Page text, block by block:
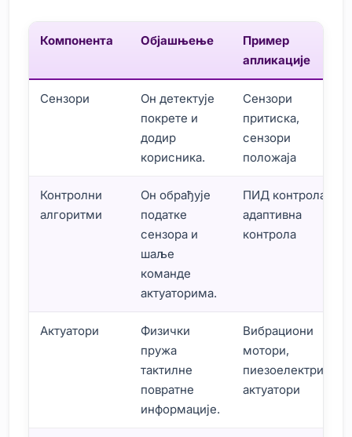
Компонента Објашњење
Пример
апликације
Сензори
Он детектује
покрете и
додир
корисника.
Сензори
притиска,
сензори
положаја
Контролни
алгоритми
Он обрађује
податке
сензора и
шаље
команде
актуаторима.
ПИД контрола,
адаптивна
контрола
Актуатори
Физички
пружа
тактилне
повратне
информације.
Вибрациони
мотори,
пиезоелектрични
актуатори